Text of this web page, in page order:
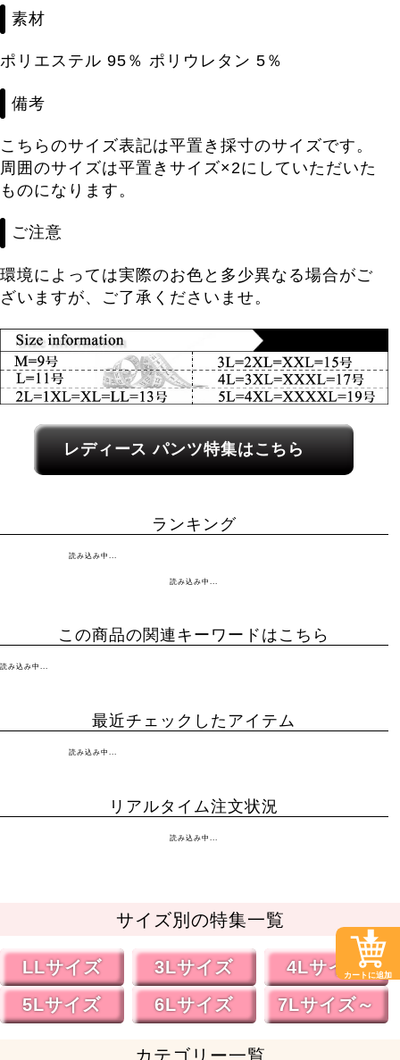
素材
ポリエステル 95％ ポリウレタン 5％
備考
こちらのサイズ表記は平置き採寸のサイズです。
周囲のサイズは平置きサイズ×2にしていただいた
ものになります。
ご注意
環境によっては実際のお色と多少異なる場合がご
ざいますが、ご了承くださいませ。
レディース関連カテゴリーへのリンク
レディース パンツ特集はこちら
ランキング
読み込み中...
読み込み中...
この商品の関連キーワードはこちら
読み込み中...
最近チェックしたアイテム
読み込み中...
リアルタイム注文状況
読み込み中...
サイズ別の特集一覧
LLサイズ 3Lサイズ
4Lサイズ
5Lサイズ
6Lサイズ 7Lサイズ～
カテゴリー一覧
カートに追加